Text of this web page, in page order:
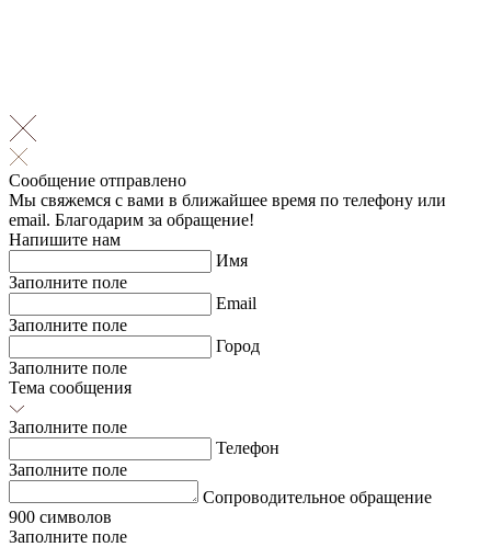
Сообщение отправлено
Мы свяжемся с вами в ближайшее время по телефону или
email. Благодарим за обращение!
Напишите нам
Имя
Заполните поле
Email
Заполните поле
Город
Заполните поле
Тема сообщения
Заполните поле
Телефон
Заполните поле
Сопроводительное обращение
900 символов
Заполните поле